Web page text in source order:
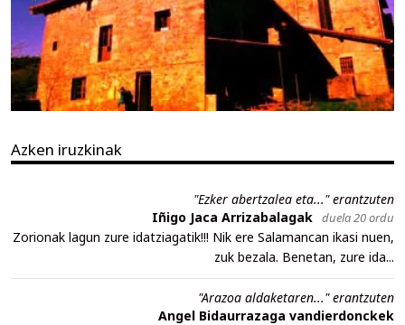
Azken iruzkinak
"Ezker abertzalea eta..." erantzuten
Iñigo Jaca Arrizabalagak duela 20 ordu
Zorionak lagun zure idatziagatik!!! Nik ere Salamancan ikasi nuen,
zuk bezala. Benetan, zure ida...
"Arazoa aldaketaren..." erantzuten
Angel Bidaurrazaga vandierdonckek